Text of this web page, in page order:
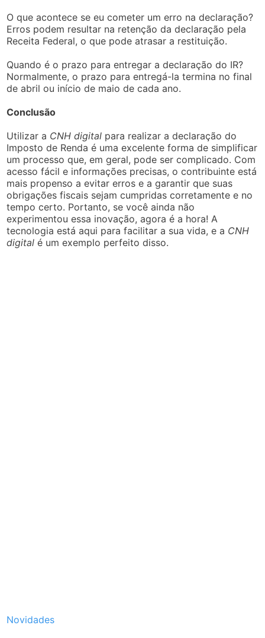
O que acontece se eu cometer um erro na declaração?
Erros podem resultar na retenção da declaração pela
Receita Federal, o que pode atrasar a restituição.
Quando é o prazo para entregar a declaração do IR?
Normalmente, o prazo para entregá-la termina no final
de abril ou início de maio de cada ano.
Conclusão
Utilizar a CNH digital para realizar a declaração do
Imposto de Renda é uma excelente forma de simplificar
um processo que, em geral, pode ser complicado. Com
acesso fácil e informações precisas, o contribuinte está
mais propenso a evitar erros e a garantir que suas
obrigações fiscais sejam cumpridas corretamente e no
tempo certo. Portanto, se você ainda não
experimentou essa inovação, agora é a hora! A
tecnologia está aqui para facilitar a sua vida, e a CNH
digital é um exemplo perfeito disso.
Novidades